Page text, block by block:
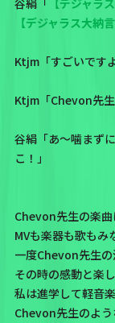
谷絹「【デジャラス
【デジャラス大納言
Ktjm「すごいですよ
Ktjm「Chevon先生
谷絹「あ～噛まず
こ！」
Chevon先生の楽曲
MVも楽器も歌もみ
一度Chevon先生の
その時の感動と楽
私は進学して軽音
Chevon先生のよ